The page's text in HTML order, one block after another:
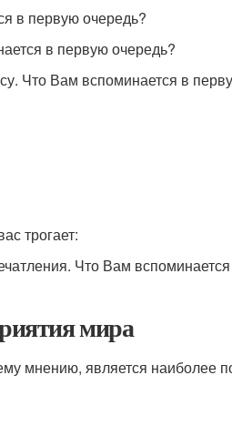
в первую очередь?
в первую очередь?
Что Вам вспоминается в
трогает:
Что Вам
мира
мнению, является наиболее